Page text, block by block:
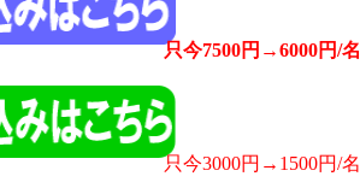
只今7500円→6000円/名
只今3000円→1500円/名